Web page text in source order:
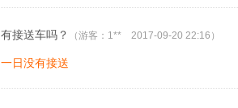
有接送车吗？ （游客：1** 2017-09-20 22:16）
一日没有接送